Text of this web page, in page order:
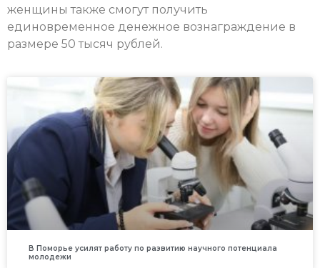
женщины также смогут получить
единовременное денежное вознаграждение в
размере 50 тысяч рублей.
В Поморье усилят работу по развитию научного потенциала
молодежи